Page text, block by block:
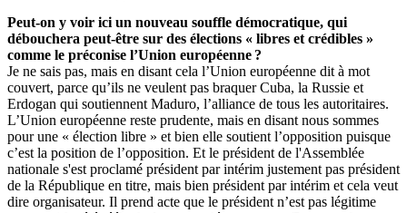
Peut-on y voir ici un nouveau souffle démocratique, qui
débouchera peut-être sur des élections « libres et crédibles »
comme le préconise l’Union européenne ?
Je ne sais pas, mais en disant cela l’Union européenne dit à mot
couvert, parce qu’ils ne veulent pas braquer Cuba, la Russie et
Erdogan qui soutiennent Maduro, l’alliance de tous les autoritaires.
L’Union européenne reste prudente, mais en disant nous sommes
pour une « élection libre » et bien elle soutient l’opposition puisque
c’est la position de l’opposition. Et le président de l'Assemblée
nationale s'est proclamé président par intérim justement pas président
de la République en titre, mais bien président par intérim et cela veut
dire organisateur. Il prend acte que le président n’est pas légitime